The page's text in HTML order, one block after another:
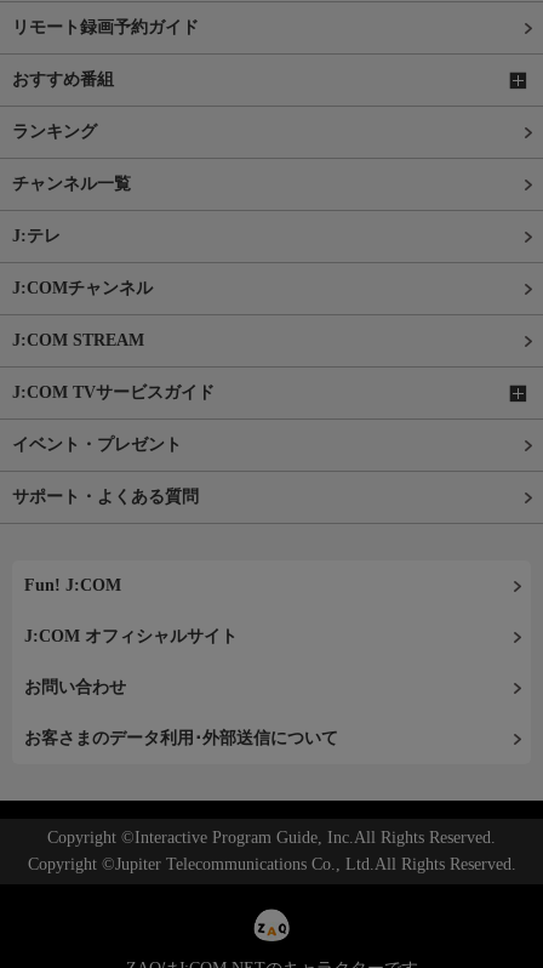
リモート録画予約ガイド
おすすめ番組
ランキング
チャンネル一覧
J:テレ
J:COMチャンネル
J:COM STREAM
J:COM TVサービスガイド
イベント・プレゼント
サポート・よくある質問
Fun! J:COM
J:COM オフィシャルサイト
お問い合わせ
お客さまのデータ利用･外部送信について
Copyright ©Interactive Program Guide, Inc.All Rights Reserved.
Copyright ©Jupiter Telecommunications Co., Ltd.All Rights Reserved.